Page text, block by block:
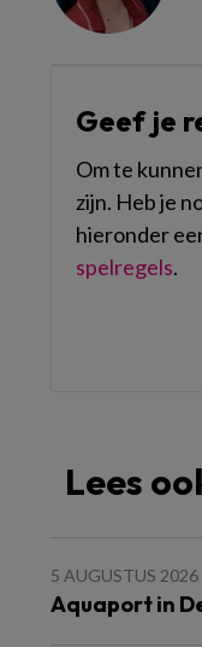
Geef je
Om te
zijn. Heb je
hieronder
spelregels.
Lees
5 AUGUSTUS 2026
Aquaport in